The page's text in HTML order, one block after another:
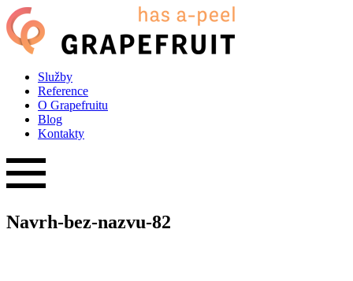
Služby
Reference
O Grapefruitu
Blog
Kontakty
Navrh-bez-nazvu-82